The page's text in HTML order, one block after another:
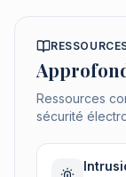
Ressources
sécurité